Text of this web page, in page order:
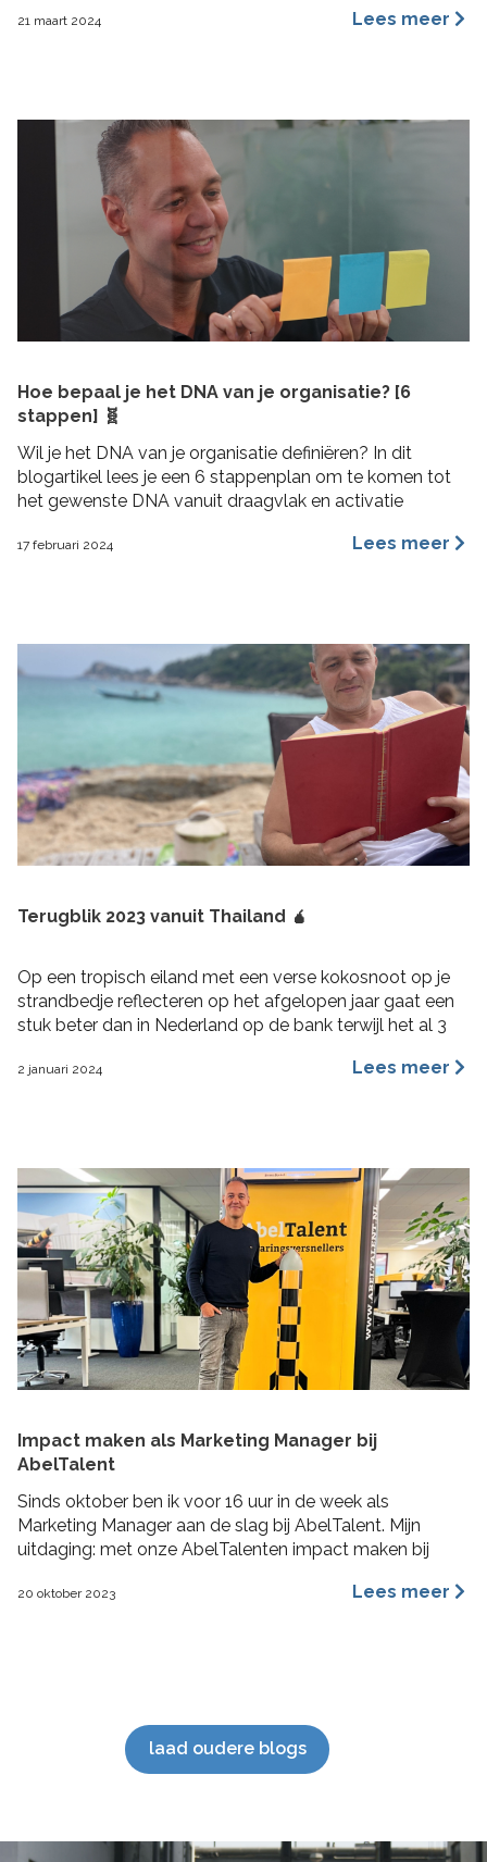
21 maart 2024 Lees meer
Hoe bepaal je het DNA van je organisatie? [6
stappen] 🧬
Wil je het DNA van je organisatie definiëren? In dit
blogartikel lees je een 6 stappenplan om te komen tot
het gewenste DNA vanuit draagvlak en activatie
17 februari 2024 Lees meer
Terugblik 2023 vanuit Thailand 🧉
Op een tropisch eiland met een verse kokosnoot op je
strandbedje reflecteren op het afgelopen jaar gaat een
stuk beter dan in Nederland op de bank terwijl het al 3
fijn jaar aan rijke ervaringen, nieuwe inzichten, verbinding
2 januari 2024 Lees meer
Impact maken als Marketing Manager bij
AbelTalent
Sinds oktober ben ik voor 16 uur in de week als
Marketing Manager aan de slag bij AbelTalent. Mijn
uitdaging: met onze AbelTalenten impact maken bij
voornamelijk bezig houden met branding, content
20 oktober 2023 Lees meer
laad oudere blogs